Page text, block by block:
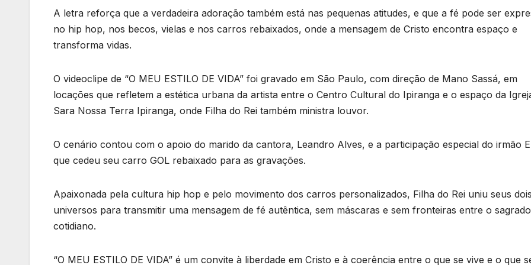
A letra reforça que a verdadeira adoração também está nas pequenas atitudes, e que a fé pode ser
no hip hop, nos becos, vielas e nos carros rebaixados, onde a mensagem de Cristo encontra espaço e
transforma vidas.
O videoclipe de “O MEU ESTILO DE VIDA” foi gravado em São Paulo, com direção de Mano Sassá, em
locações que refletem a estética urbana da artista entre o Centro Cultural do Ipiranga e o espaço da
Sara Nossa Terra Ipiranga, onde Filha do Rei também ministra louvor.
O cenário contou com o apoio do marido da cantora, Leandro Alves, e a participação especial do irmão
que cedeu seu carro GOL rebaixado para as gravações.
Apaixonada pela cultura hip hop e pelo movimento dos carros personalizados, Filha do Rei uniu seus dois
universos para transmitir uma mensagem de fé autêntica, sem máscaras e sem fronteiras entre o
cotidiano.
“O MEU ESTILO DE VIDA” é um convite à liberdade em Cristo e à coerência entre o que se vive e o que